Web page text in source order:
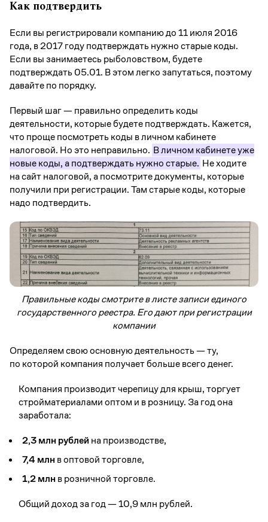
Как подтвердить
Если вы регистрировали компанию до 11 июля 2016
года, в 2017 году подтверждать нужно старые коды.
Если вы занимаетесь рыболовством, будете
подтверждать 05.01. В этом легко запутаться, поэтому
давайте по порядку.
Первый шаг — правильно определить коды
деятельности, которые будете подтверждать. Кажется,
что проще посмотреть коды в личном кабинете
налоговой. Но это неправильно. В личном кабинете уже
новые коды, а подтверждать нужно старые. Не ходите
на сайт налоговой, а посмотрите документы, которые
получили при регистрации. Там старые коды, которые
надо подтвердить.
Правильные коды смотрите в листе записи единого
государственного реестра. Его дают при регистрации
компании
Определяем свою основную деятельность — ту,
по которой компания получает больше всего денег.
Компания производит черепицу для крыш, торгует
стройматериалами оптом и в розницу. За год она
заработала:
2,3 млн рублейна производстве,
7,4 млнв оптовой торговле,
1,2 млнв розничной торговле.
Общий доход за год — 10,9 млн рублей.